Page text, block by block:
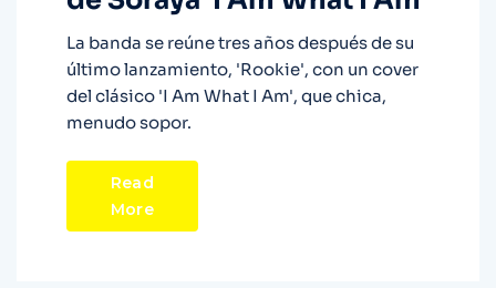
La banda se reúne tres años después de su
último lanzamiento, 'Rookie', con un cover
del clásico 'I Am What I Am', que chica,
menudo sopor.
Read
More